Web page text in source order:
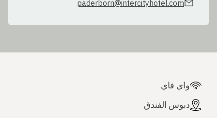
paderborn@intercityhotel.com
واي فاي
دبوس الفندق